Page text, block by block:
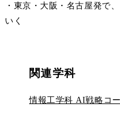
・東京・大阪・名古屋発で
いく
関連学科
情報工学科 AI戦略コ